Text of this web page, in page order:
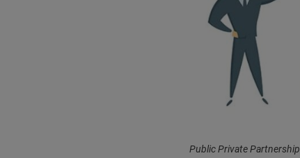
Public Private Partnership